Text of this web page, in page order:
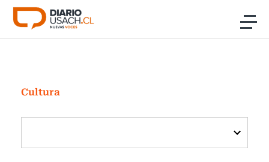
Click acá para ir directamente al contenido
Investigación
Cultura
Programas Radio y TV Usach
Cultura